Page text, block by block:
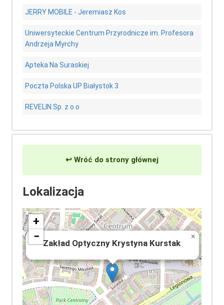
JERRY MOBILE - Jeremiasz Kos
Uniwersyteckie Centrum Przyrodnicze im. Profesora
Andrzeja Myrchy
Apteka Na Suraskiej
Poczta Polska UP Białystok 3
REVELIN Sp. z o.o
↩ Wróć do strony głównej
Lokalizacja
Zakład Optyczny Krystyna Kurstak
×
+
−